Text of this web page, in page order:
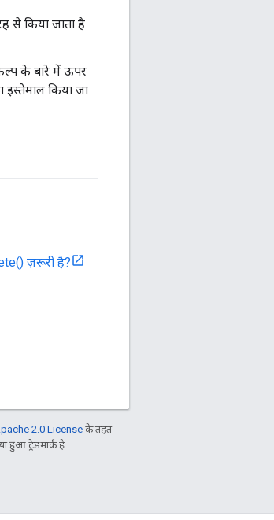
से किया जाता है
के बारे में ऊपर
किया जा
ज़रूरी है?
2.0 Licenseके तहत
हुआ ट्रेडमार्क है.